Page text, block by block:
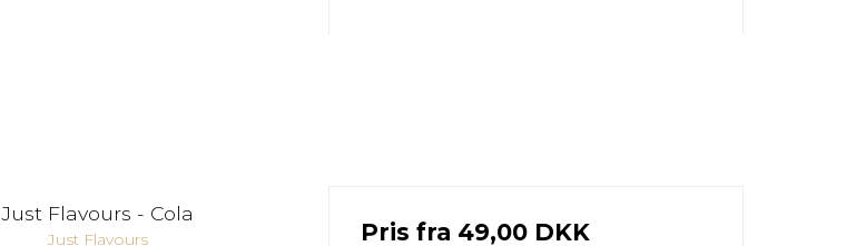
Just Flavours - Cola
Just Flavours Pris fra 49,00 DKK